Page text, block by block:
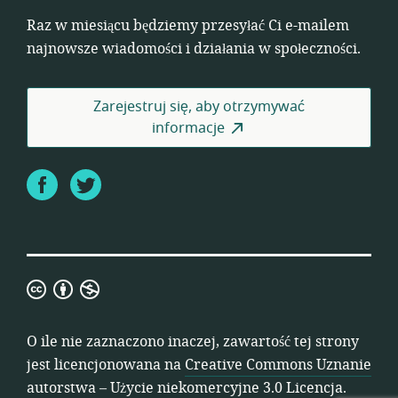
Raz w miesiącu będziemy przesyłać Ci e-mailem
najnowsze wiadomości i działania w społeczności.
Zarejestruj się, aby otrzymywać
informacje
FacebookTwitter
Creative
autorstwa
–
O ile nie zaznaczono inaczej, zawartość tej strony
jest licencjonowana na Creative Commons Uznanie
autorstwa – Użycie niekomercyjne 3.0 Licencja.